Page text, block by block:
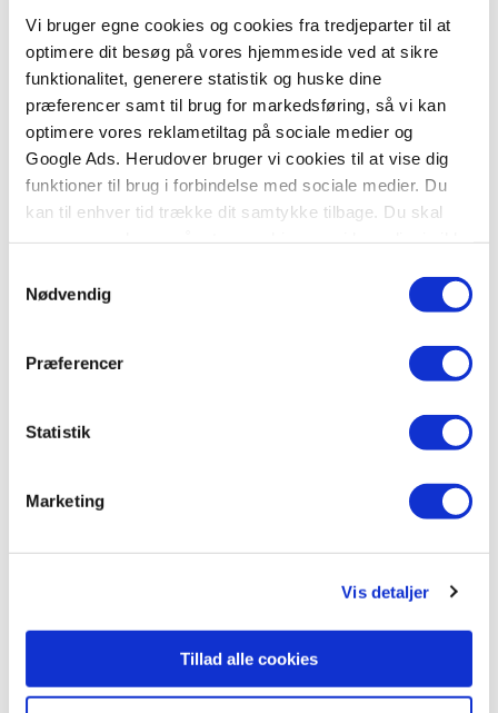
Vi bruger egne cookies og cookies fra tredjeparter til at
optimere dit besøg på vores hjemmeside ved at sikre
funktionalitet, generere statistik og huske dine
præferencer samt til brug for markedsføring, så vi kan
optimere vores reklametiltag på sociale medier og
Google Ads. Herudover bruger vi cookies til at vise dig
funktioner til brug i forbindelse med sociale medier. Du
kan til enhver tid trække dit samtykke tilbage. Du skal
tilbagetrækker et samtykke.
Nødvendig
Præferencer
Statistik
Marketing
Vis detaljer
Tillad alle cookies
Hardcover
H.C. Andersen: Eventyr og Historier (Grøn luksusudgave)